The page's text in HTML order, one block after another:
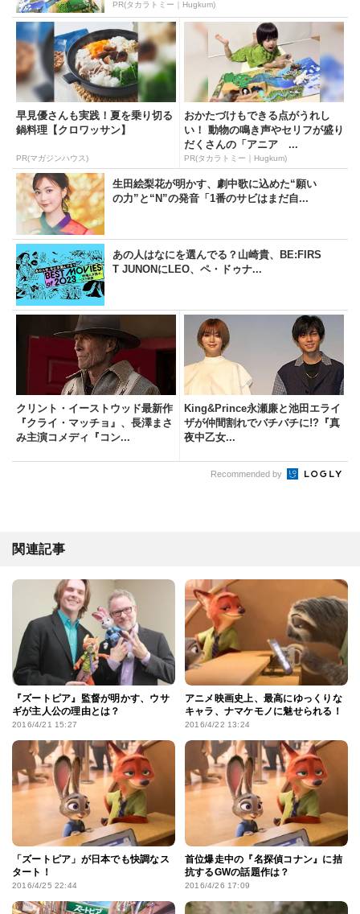
PR(タカラトミー｜Hugkum)
早見優さんも実践！夏を乗り切る
鍋料理【クロワッサン】
PR(マガジンハウス)
おかたづけもできる点がうれし
い！ 動物の鳴き声やセリフが盛り
だくさんの「アニア ...
PR(タカラトミー｜Hugkum)
生田絵梨花が明かす、劇中歌に込めた“願い
の力”と“N”の発音「1番のサビはまだ自...
あの人はなにを選んでる？山崎貴、BE:FIRS
T JUNONにLEO、ペ・ドゥナ...
クリント・イーストウッド最新作
『クライ・マッチョ』、長澤まさ
み主演コメディ『コン...
King&Prince永瀬廉と池田エライ
ザが仲間割れでバチバチに!?『真
夜中乙女...
Recommended by
関連記事
『ズートピア』監督が明かす、ウサ
ギが主人公の理由とは？
2016/4/21 15:27
アニメ映画史上、最高にゆっくりな
キャラ、ナマケモノに魅せられる！
2016/4/22 13:24
「ズートピア」が日本でも快調なス
タート！
2016/4/25 22:44
首位爆走中の『名探偵コナン』に拮
抗するGWの話題作は？
2016/4/26 17:09